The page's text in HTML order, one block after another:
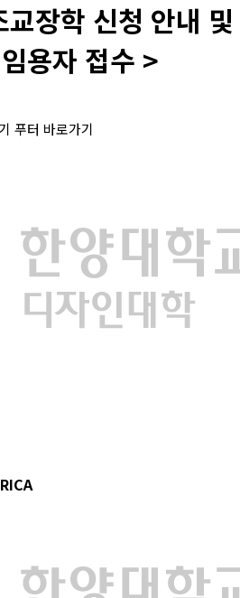
장학 신청 안내 및
용자 접수 >
푸터 바로가기